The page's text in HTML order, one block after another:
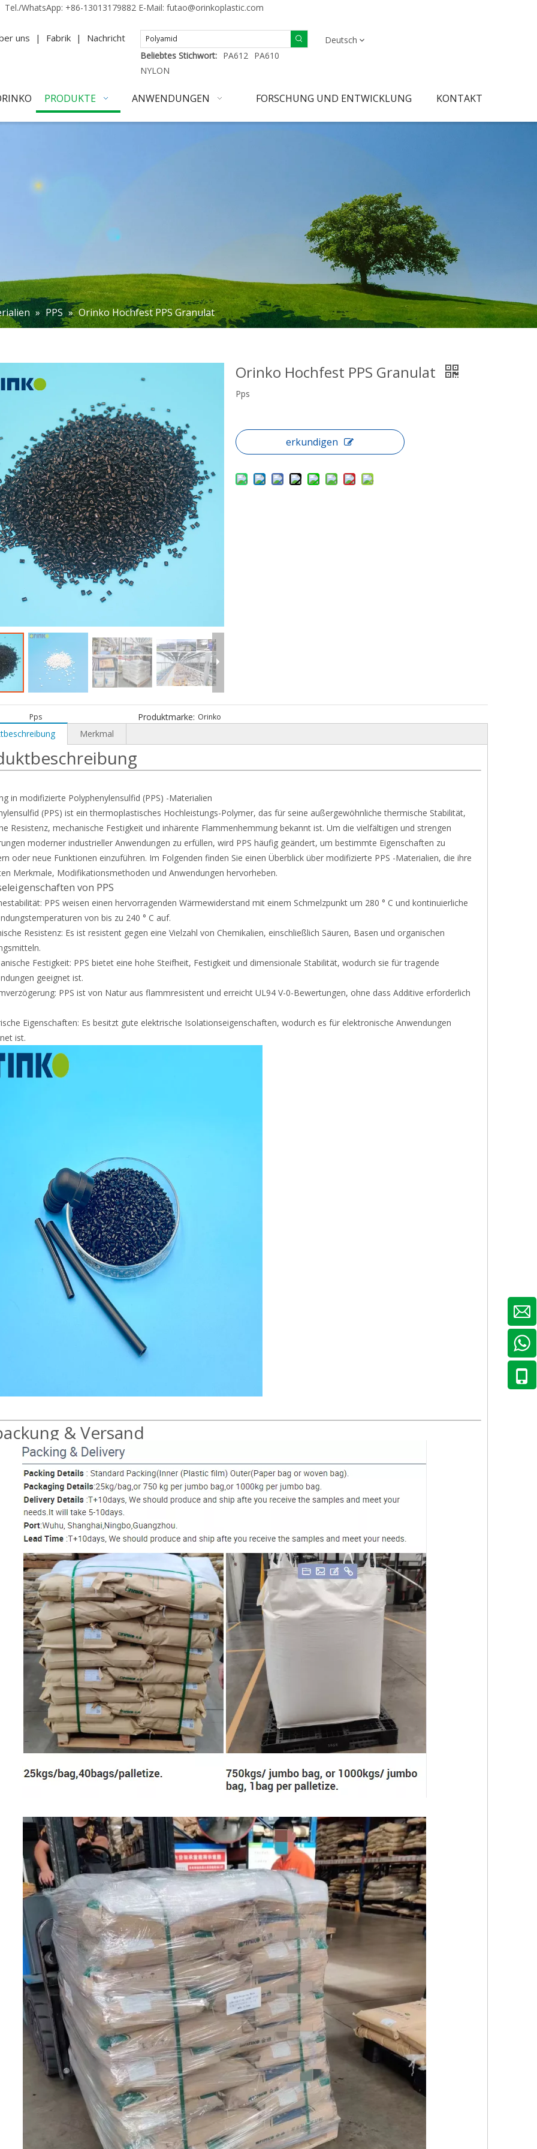
Tel./WhatsApp: +86-13013179882 E-Mail: futao@orinkoplastic.com
uns | Fabrik | Nachricht
Beliebtes Stichwort: PA612 PA610
NYLON
Deutsch
PRODUKTE ANWENDUNGEN FORSCHUNG UND ENTWICKLUNG KONTAKT
» PPS » Orinko Hochfest PPS Granulat
Orinko Hochfest PPS Granulat
Pps
erkundigen
Pps Produktmarke: Orinko
Merkmal
in modifizierte Polyphenylensulfid (PPS) -Materialien
(PPS) ist ein thermoplastisches Hochleistungs-Polymer, das für seine außergewöhnliche thermische Stabilität,
Resistenz, mechanische Festigkeit und inhärente Flammenhemmung bekannt ist. Um die vielfältigen und strengen
moderner industrieller Anwendungen zu erfüllen, wird PPS häufig geändert, um bestimmte Eigenschaften zu
oder neue Funktionen einzuführen. Im Folgenden finden Sie einen Überblick über modifizierte PPS -Materialien, die ihre
Merkmale, Modifikationsmethoden und Anwendungen hervorheben.
von PPS
PPS weisen einen hervorragenden Wärmewiderstand mit einem Schmelzpunkt um 280 ° C und kontinuierliche
von bis zu 240 ° C auf.
Resistenz: Es ist resistent gegen eine Vielzahl von Chemikalien, einschließlich Säuren, Basen und organischen
Festigkeit: PPS bietet eine hohe Steifheit, Festigkeit und dimensionale Stabilität, wodurch sie für tragende
geeignet ist.
PPS ist von Natur aus flammresistent und erreicht UL94 V-0-Bewertungen, ohne dass Additive erforderlich
Eigenschaften: Es besitzt gute elektrische Isolationseigenschaften, wodurch es für elektronische Anwendungen
ist.
& Versand